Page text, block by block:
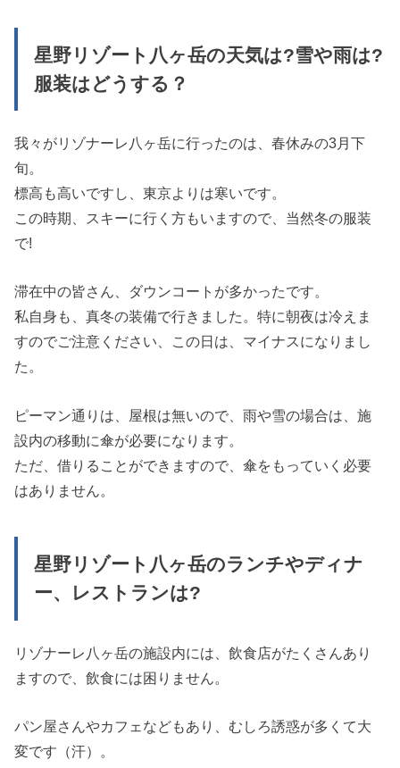
星野リゾート八ヶ岳の天気は?雪や雨は?
服装はどうする？
我々がリゾナーレ八ヶ岳に行ったのは、春休みの3月下
旬。
標高も高いですし、東京よりは寒いです。
この時期、スキーに行く方もいますので、当然冬の服装
で!
滞在中の皆さん、ダウンコートが多かったです。
私自身も、真冬の装備で行きました。特に朝夜は冷えま
すのでご注意ください、この日は、マイナスになりまし
た。
ピーマン通りは、屋根は無いので、雨や雪の場合は、施
設内の移動に傘が必要になります。
ただ、借りることができますので、傘をもっていく必要
はありません。
星野リゾート八ヶ岳のランチやディナ
ー、レストランは?
リゾナーレ八ヶ岳の施設内には、飲食店がたくさんあり
ますので、飲食には困りません。
パン屋さんやカフェなどもあり、むしろ誘惑が多くて大
変です（汗）。